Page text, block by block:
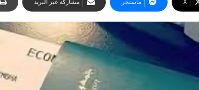
‫X ماسنجر مشاركة عبر البريد